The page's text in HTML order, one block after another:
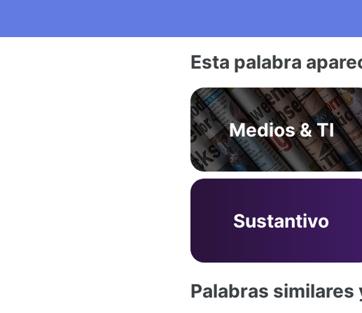
Esta palabra
Medios & TI
Sustantivo
Palabras